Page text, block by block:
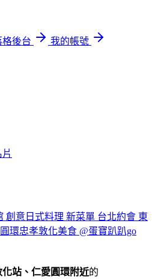
後台
我的帳號
創意日式料理 新菜單 台北約會 東
環忠孝敦化美食 @蛋寶趴趴go
站、仁愛圓環附近的